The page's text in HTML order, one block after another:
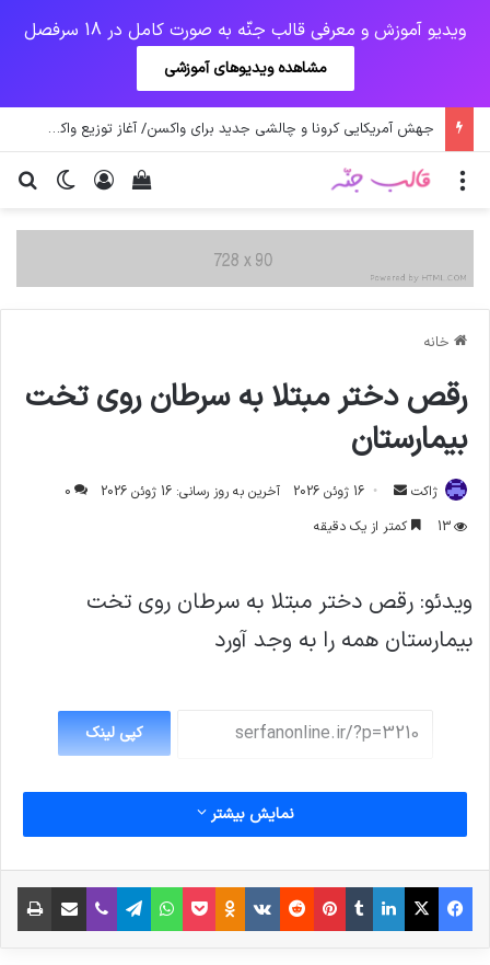
ویدیو آموزش و معرفی قالب جنّه به صورت کامل در 18 سرفصل
مشاهده ویدیوهای آموزشی
جهش آمریکایی کرونا و چالشی جدید برای واکسن/ آغاز توزیع واکسن از سوی اتحادیه کوواکس
تغییر ورود
دیدن سبد خرید منو
خانه
رقص دختر مبتلا به سرطان روی تخت
بیمارستان
ژاکت
ارسال
ایمیل
16 ژوئن 2026 آخرین به روز رسانی: 16 ژوئن 2026
0
13
کمتر از یک دقیقه
ویدئو: رقص دختر مبتلا به سرطان روی تخت
بیمارستان همه را به وجد آورد
کپی لینک
نمایش بیشتر
فیس بوک X لینکدین
‫تامبلر‫پین‌ترست
‫رددیت‫VKontakte
‫Odnoklassniki
پاکتواتس آپ تلگراموایبر اشتراک گذاری از طریق ایمیل